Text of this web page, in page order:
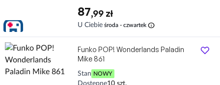
87,99 zł
U Ciebie środa - czwartek info
Funko POP! Wonderlands Paladin
Mike 861
Stan NOWY
Dostępne10 szt.